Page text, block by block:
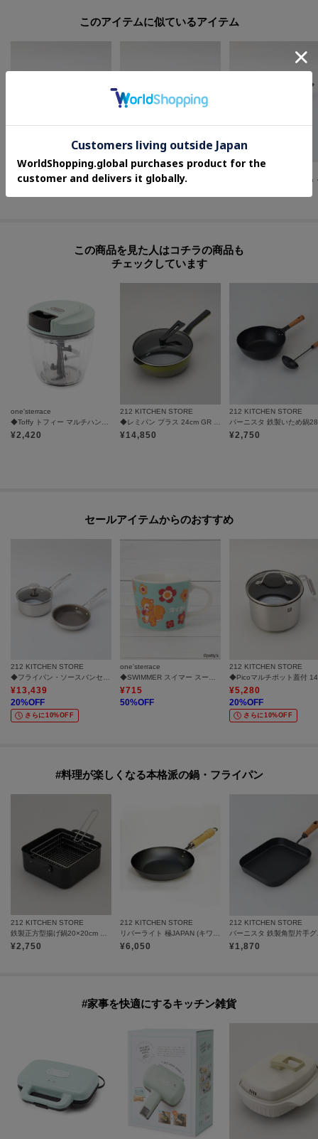
このアイテムに似ているアイテム
212 KITCHEN STORE
◆ノーラセラミック 24cm ＜BALLARINI バッラリーニ＞
212 KITCHEN STORE
212 KITCHEN STORE
この商品を見た人はコチラの商品も
チェックしています
one'sterrace
¥2,420
212 KITCHEN STORE
¥14,850
212 KITCHEN STORE
¥2,750
セールアイテムからのおすすめ
212 KITCHEN STORE
◆フライパン・ソースパンセット16cm ＜CORELLE コレール＞
¥13,439
20%OFF
さらに10%OFF
one'sterrace
◆SWIMMER スイマー スープマグ 295ml
¥715
50%OFF
212 KITCHEN STORE
¥5,280
20%OFF
さらに10%OFF
#料理が楽しくなる本格派の鍋・フライパン
212 KITCHEN STORE
¥2,750
212 KITCHEN STORE
¥6,050
212 KITCHEN STORE
¥1,870
#家事を快適にするキッチン雑貨